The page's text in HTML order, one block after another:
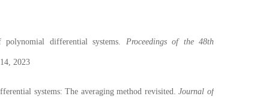
differential systems. Proceedings of the 48th
, 2023
systems: The averaging method revisited.Journal of